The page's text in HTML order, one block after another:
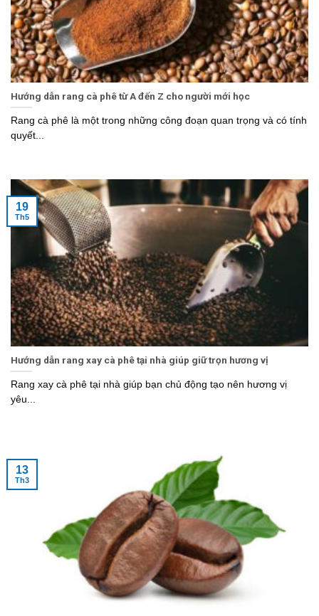
Hướng dẫn rang cà phê từ A đến Z cho người mới học
Rang cà phê là một trong những công đoạn quan trọng và có tính
quyết...
Hướng dẫn rang xay cà phê tại nhà giúp giữ trọn hương vị
Rang xay cà phê tại nhà giúp bạn chủ động tạo nên hương vị
yêu...
19
Th5
13
Th3